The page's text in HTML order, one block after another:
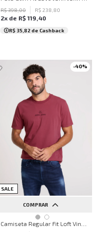
R$398,00 R$ 238 80
2x de R$ 119 40
R$ 35,82 de Cashback
SALE
-40%
COMPRAR
P M GG